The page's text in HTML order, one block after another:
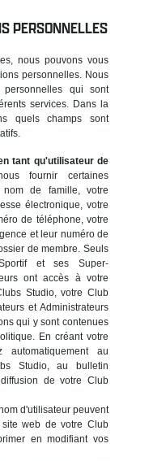
PERSONNELLES
nous pouvons vous
personnelles. Nous
qui sont
services. Dans la
quels champs sont
tant qu'utilisateur de
fournir certaines
de famille, votre
électronique, votre
de téléphone, votre
et leur numéro de
de membre. Seuls
et ses Super-
ont accès à votre
Studio, votre Club
et Administrateurs
qui y sont contenues
En créant votre
automatiquement au
Studio, au bulletin
de votre Club
d'utilisateur peuvent
web de votre Club
en modifiant vos